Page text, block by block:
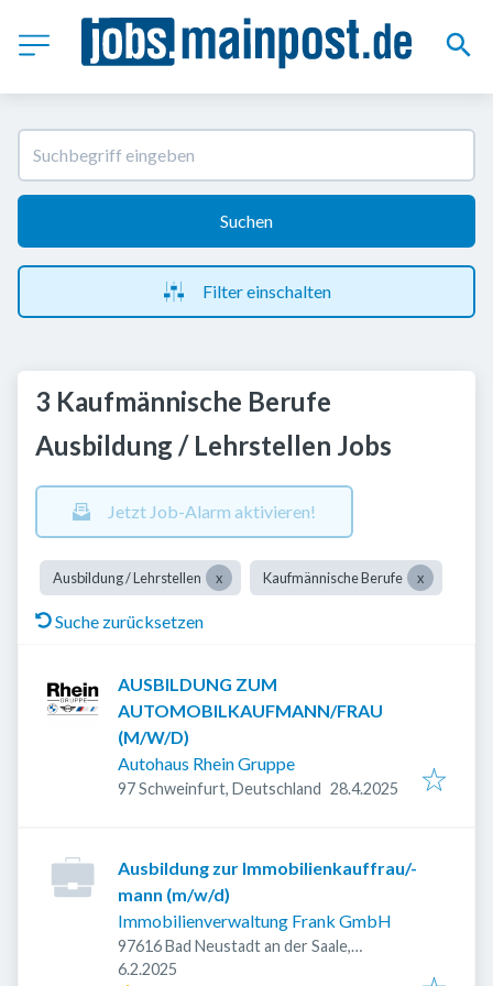
Suchen
Filter einschalten
3 Kaufmännische Berufe
Ausbildung / Lehrstellen Jobs
Jetzt Job-Alarm aktivieren!
Ausbildung / Lehrstellen Kaufmännische Berufe
Suche zurücksetzen
AUSBILDUNG ZUM
AUTOMOBILKAUFMANN/FRAU
(M/W/D)
Autohaus Rhein Gruppe
97 Schweinfurt, Deutschland Veröffentlicht:
28.4.2025
Ausbildung zur Immobilienkauffrau/-
mann (m/w/d)
Immobilienverwaltung Frank GmbH
97616 Bad Neustadt an der Saale,
Deutschland
Veröffentlicht
6.2.2025